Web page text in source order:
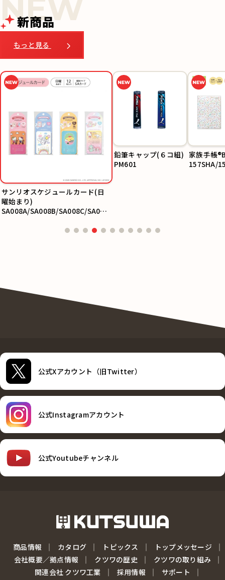
新商品
もっと見る
サンリオスケジュールカード(日
曜始まり)
SA008A/SA008B/SA008C/SA008
鉛筆キャップ(６コ組)
PM601
家族手帳
157SHA/
公式Xアカウント（旧Twitter）
公式Instagramアカウント
公式Youtubeチャンネル
商品情報 カタログ トピックス
トップメッセージ
会社概要／拠点情報
クツワの歴史
クツワの取り組み
関連会社 クツワ工業
採用情報
サポート